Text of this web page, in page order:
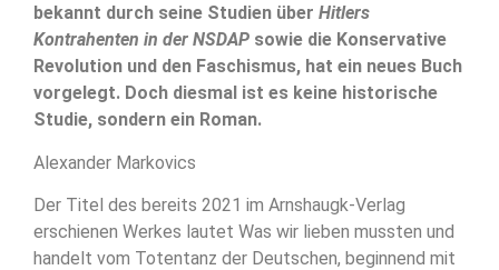
bekannt durch seine Studien über Hitlers
Kontrahenten in der NSDAP sowie die Konservative
Revolution und den Faschismus, hat ein neues Buch
vorgelegt. Doch diesmal ist es keine historische
Studie, sondern ein Roman.
Alexander Markovics
Der Titel des bereits 2021 im Arnshaugk-Verlag
erschienen Werkes lautet Was wir lieben mussten und
handelt vom Totentanz der Deutschen, beginnend mit